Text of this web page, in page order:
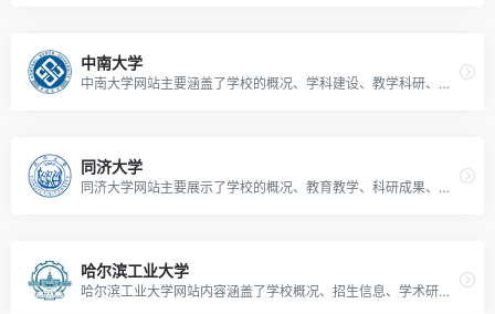
中南大学
中南大学网站主要涵盖了学校的概况、学科建设、教学科研、招生就业、校园生活等多方面的信息。
同济大学
同济大学网站主要展示了学校的概况、教育教学、科研成果、校园动态等多方面的丰富信息。
哈尔滨工业大学
哈尔滨工业大学网站内容涵盖了学校概况、招生信息、学术研究、校园生活等方面，是一个提供全面、权威信息的网站。